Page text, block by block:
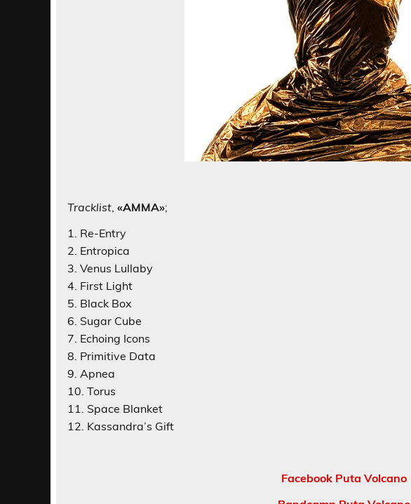
Tracklist, «AMMA»;
1. Re-Entry
2. Entropica
3. Venus Lullaby
4. First Light
5. Black Box
6. Sugar Cube
7. Echoing Icons
8. Primitive Data
9. Apnea
10. Torus
11. Space Blanket
12. Kassandra’s Gift
Facebook Puta Volcano